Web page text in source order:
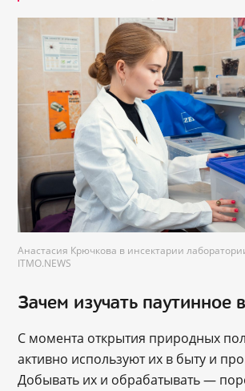
Анастасия Крючкова в инсектарии
ITMO.NEWS
Зачем изучать паутинное
С момента открытия природных
активно используют их в быту и
Добывать их и обрабатывать —